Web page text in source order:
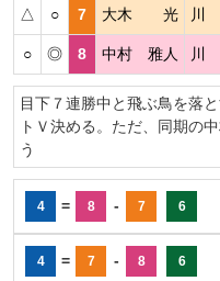
△ ○ 7 大木 光 川
○ ◎ 8 中村 雅人 川
目下７連勝中と飛ぶ鳥を落
トＶ決める。ただ、同期の
う
4 = 8 - 7 6
4 = 7 - 8 6